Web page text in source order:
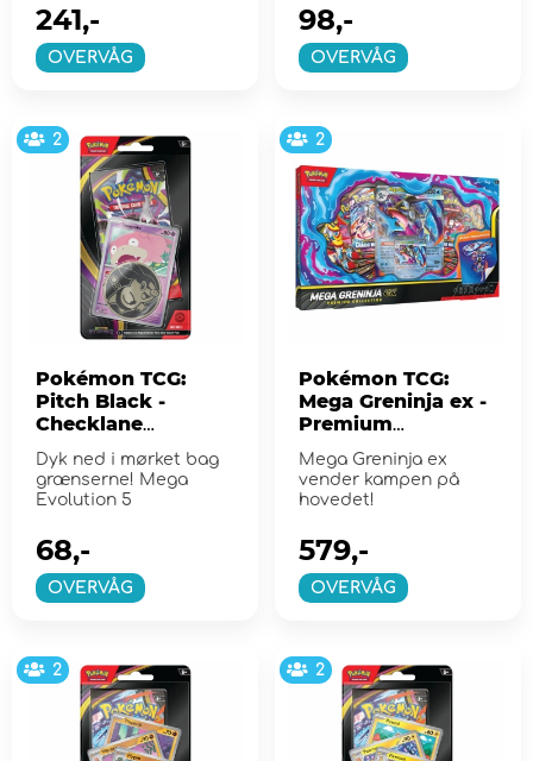
t...
OVERVÅG
241,-
OVERVÅG
98,-
2
Pokémon TCG:
Pitch Black -
Checklane
Dyk ned i mørket bag
grænserne! Mega
Evolution 5
OVERVÅG
68,-
2
Pokémon TCG:
Mega Greninja ex -
Premium
Mega Greninja ex
vender kampen på
hovedet!
OVERVÅG
579,-
2 2